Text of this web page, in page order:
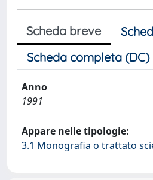
Scheda breve
Scheda completa (DC)
Anno
1991
Appare nelle tipologie:
3.1 Monografia o trattato